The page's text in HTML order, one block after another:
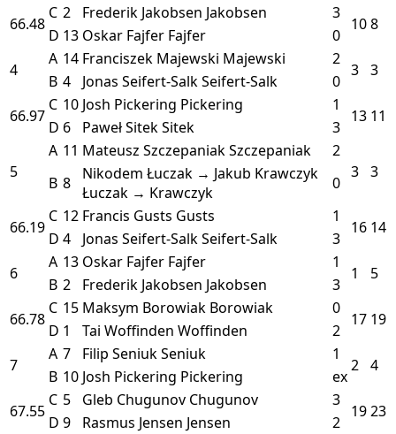
66.48
C 2 Frederik Jakobsen Jakobsen 3
108
D 13 Oskar Fajfer Fajfer
0
4
A 14 Franciszek Majewski Majewski 2
3 3
B 4 Jonas Seifert-SalkSeifert-Salk
0
66.97
C 10 Josh Pickering Pickering 1
13 11
D 6 Paweł SitekSitek 3
5
A 11 Mateusz SzczepaniakSzczepaniak
2
3 3
B 8
Nikodem Łuczak → Jakub Krawczyk
Łuczak → Krawczyk
0
66.19
C 12 Francis Gusts Gusts 1
16 14
D 4 Jonas Seifert-SalkSeifert-Salk
3
6
A 13 Oskar Fajfer Fajfer 1
1 5
B 2 Frederik Jakobsen Jakobsen
3
66.78
C 15 Maksym Borowiak Borowiak 0
17 19
D 1 Tai Woffinden Woffinden
2
7
A 7 Filip SeniukSeniuk 1
2 4
B 10 Josh Pickering Pickering
ex
67.55
C 5 Gleb Chugunov Chugunov 3
1923
D 9 Rasmus Jensen Jensen 2